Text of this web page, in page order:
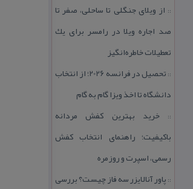
:: از ویلای جنگلی تا ساحلی، صفر تا
صد اجاره ویلا در رامسر برای یك
تعطیلات خاطره‌انگیز
::
تحصیل در فرانسه 2026؛ از انتخاب
دانشگاه تا اخذ ویزا گام به گام
::خرید بهترین كفش مردانه
باكیفیت؛ راهنمای انتخاب كفش
رسمی، اسپرت و روزمره
:: پاور آنالایزر سه فاز چیست؟ بررسی